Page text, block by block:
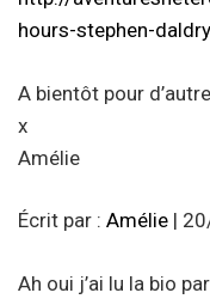
hours-stephen-
A bientôt pour
x
Amélie
Écrit par : Amélie |
Ah oui j’ai lu la bio